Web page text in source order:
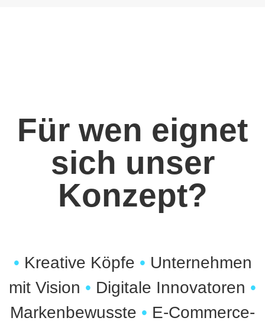
Für wen eignet
sich unser
Konzept?
• Kreative Köpfe • Unternehmen
mit Vision • Digitale Innovatoren •
Markenbewusste • E-Commerce-